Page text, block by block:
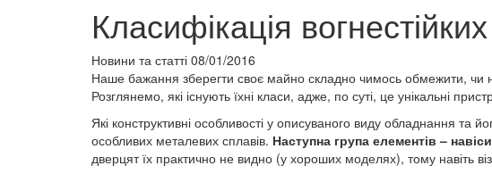
Класифікація
Новини та статті 08/01/2016
Наше бажання зберегти своє майно складно чимось обмежити, чи
Розглянемо, які існують їхні класи, адже, по суті, це унікальні
Які конструктивні особливості у описуваного виду обладнання та
особливих металевих сплавів. Наступна група елементів – навіси
дверцят їх практично не видно (у хороших моделях), тому навіть